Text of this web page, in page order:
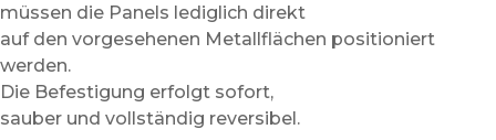
müssen die Panels lediglich direkt
auf den vorgesehenen Metallflächen positioniert
werden.
Die Befestigung erfolgt sofort,
sauber und vollständig reversibel.